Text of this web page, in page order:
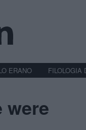
ERANO FILOLOGIA
were